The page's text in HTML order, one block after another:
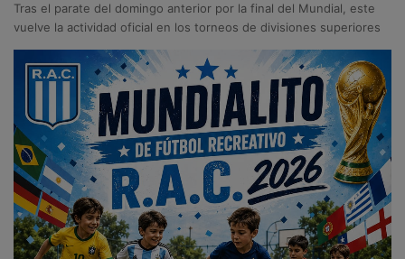
Tras el parate del domingo anterior por la final del Mundial, este
vuelve la actividad oficial en los torneos de divisiones superiores